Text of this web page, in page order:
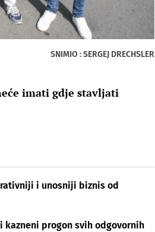
SNIMIO : SERGEJ DRECHSLER
imati gdje stavljati
i unosniji biznis od
kazneni progon svih odgovornih